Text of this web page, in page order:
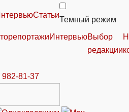
Статьи
Темный режим
ИнтервьюВыбор
редакции
982-81-37